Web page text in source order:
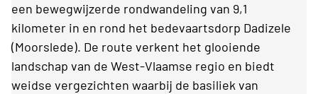
een bewegwijzerde rondwandeling van 9,1
kilometer in en rond het bedevaartsdorp Dadizele
(Moorslede). De route verkent het glooiende
landschap van de West-Vlaamse regio en biedt
weidse vergezichten waarbij de basiliek van